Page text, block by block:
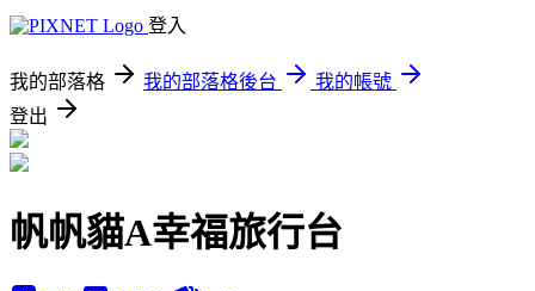
登入
我的部落格 我的部落格後台
我的帳號
登出
帆帆貓A幸福旅行台